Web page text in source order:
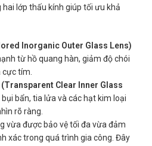
lớp thấu kính giúp tối ưu khả
Inorganic Outer Glass Lens)
từ hồ quang hàn, giảm độ chói
tím.
Clear Inner Glass
bẩn, tia lửa và các hạt kim loại
rõ ràng.
vừa được bảo vệ tối đa vừa đảm
xác trong quá trình gia công. Đây